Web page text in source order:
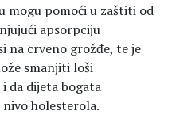
mogu pomoći u zaštiti od
apsorpciju
na crveno grožđe, te je
smanjiti loši
da dijeta bogata
holesterola.